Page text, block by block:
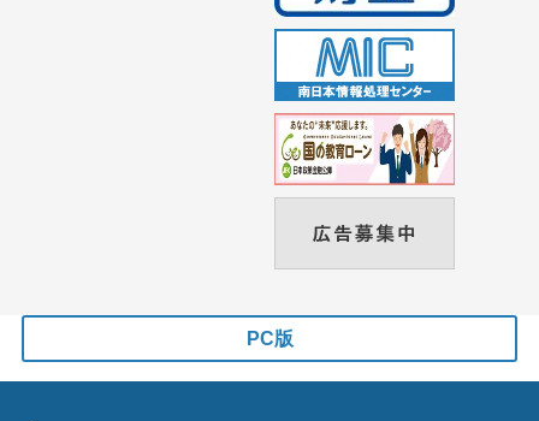
PC版